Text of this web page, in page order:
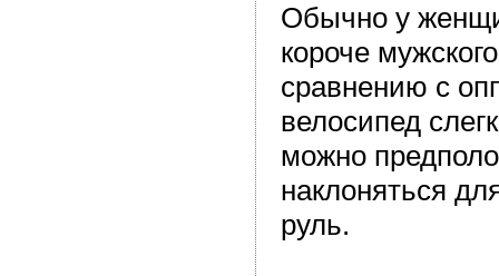
Обычно у
короче
сравнению с
велосипед
можно
наклоняться
руль.